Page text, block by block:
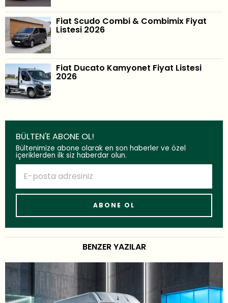
Fiat Scudo Combi & Combimix Fiyat
Listesi 2026
Fiat Ducato Kamyonet Fiyat Listesi
2026
BÜLTEN'E ABONE OL!
Bültenimize abone olarak en son haberler ve özel
içeriklerden ilk siz haberdar olun.
BENZER YAZILAR